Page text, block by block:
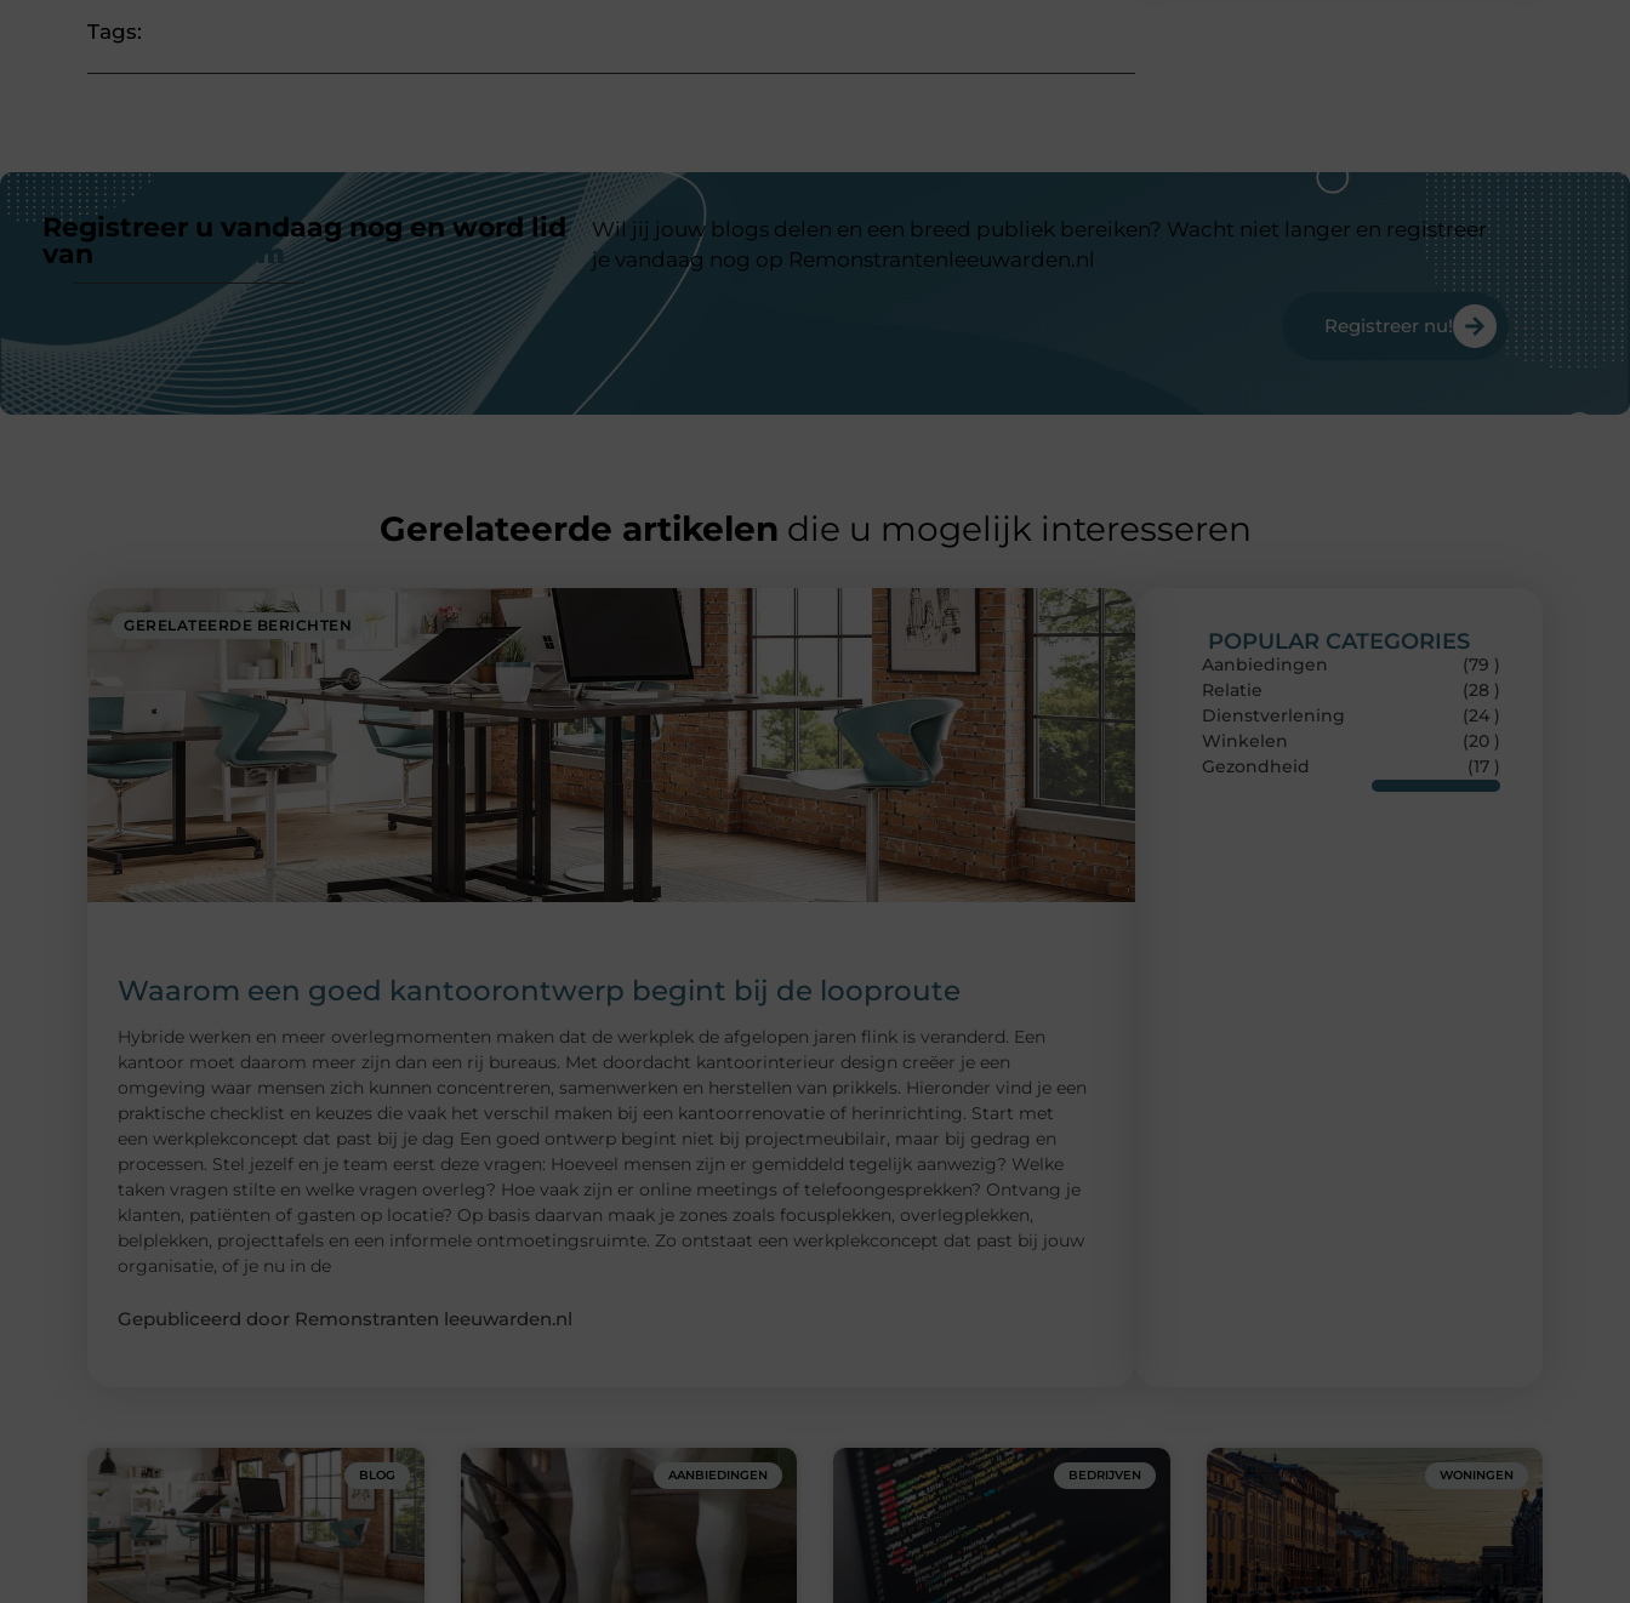
Tags:
Registreer u vandaag nog en word lid
van
ons platform
Wil jij jouw blogs delen en een breed publiek bereiken? Wacht niet langer en registreer
je vandaag nog op Remonstrantenleeuwarden.nl
Registreer nu!
Gerelateerde artikelen die u mogelijk interesseren
GERELATEERDE BERICHTEN
Waarom een goed kantoorontwerp begint bij de looproute
Hybride werken en meer overlegmomenten maken dat de werkplek de afgelopen jaren flink is veranderd. Een
kantoor moet daarom meer zijn dan een rij bureaus. Met doordacht kantoorinterieur design creëer je een
omgeving waar mensen zich kunnen concentreren, samenwerken en herstellen van prikkels. Hieronder vind je een
praktische checklist en keuzes die vaak het verschil maken bij een kantoorrenovatie of herinrichting. Start met
een werkplekconcept dat past bij je dag Een goed ontwerp begint niet bij projectmeubilair, maar bij gedrag en
processen. Stel jezelf en je team eerst deze vragen: Hoeveel mensen zijn er gemiddeld tegelijk aanwezig? Welke
taken vragen stilte en welke vragen overleg? Hoe vaak zijn er online meetings of telefoongesprekken? Ontvang je
klanten, patiënten of gasten op locatie? Op basis daarvan maak je zones zoals focusplekken, overlegplekken,
belplekken, projecttafels en een informele ontmoetingsruimte. Zo ontstaat een werkplekconcept dat past bij jouw
organisatie, of je nu in de
Gepubliceerd door Remonstranten leeuwarden.nl
POPULAR CATEGORIES
Aanbiedingen
(79 )
Relatie
(28 )
Dienstverlening
(24 )
Winkelen
(20 )
Gezondheid
(17 )
BLOG AANBIEDINGEN BEDRIJVEN WONINGEN